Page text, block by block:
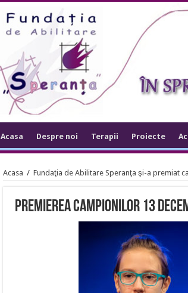
Acasa Despre noi Terapii Proiecte
Acasa / Fundaţia de Abilitare Speranţa şi-a premiat
premierea campionilor 13